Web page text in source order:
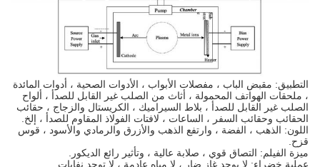
التطبيق: مقبض الباب ، مفصلات الأبواب ، الأدوات الصحية ، أدوات المائدة
، ملحقات الهواتف المحمولة ، أثاث من الصلب غير القابل للصدأ ، ألواح
الصلب غير القابل للصدأ ، بلاط السيراميك ، الكريستال والزجاج ، حقائب
الحقائب وحقائب السفر ، الساعات ، لافتات الفولاذ المقاوم للصدأ ، إلخ.
اللون: الذهب ، الفضة ، وارتفع الذهب والأزرق والرمادي والأسود ، قوس
قزح.
ميزة الفيلم: التصاق قوي ، صلابة عالية ، وتأثير رائع الديكور.
عملية خضراء: لا يوجد غاز ضار ، لا مياه عادمة ، لا توجد نفايات.